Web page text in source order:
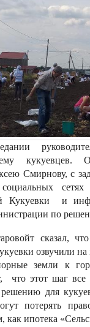
кукуевцев.
Смирнову, с
Кукуевки и
по
сказал,
озвучили
земли к
что этот шаг
для
потерять
как ипотека